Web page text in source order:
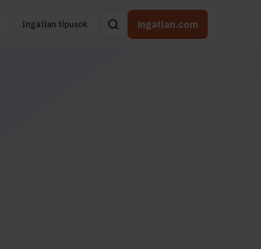
Ingatlan típusok ingatlan.com